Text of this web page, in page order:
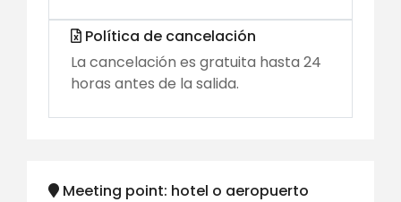
Política de cancelación
La cancelación es gratuita hasta 24
horas antes de la salida.
Meeting point: hotel o aeropuerto